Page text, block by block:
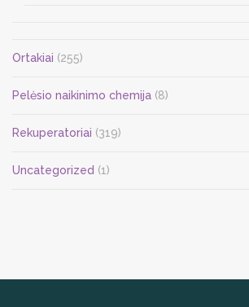
Ortakiai (255)
Pelėsio naikinimo chemija (8)
Rekuperatoriai (319)
Uncategorized (1)